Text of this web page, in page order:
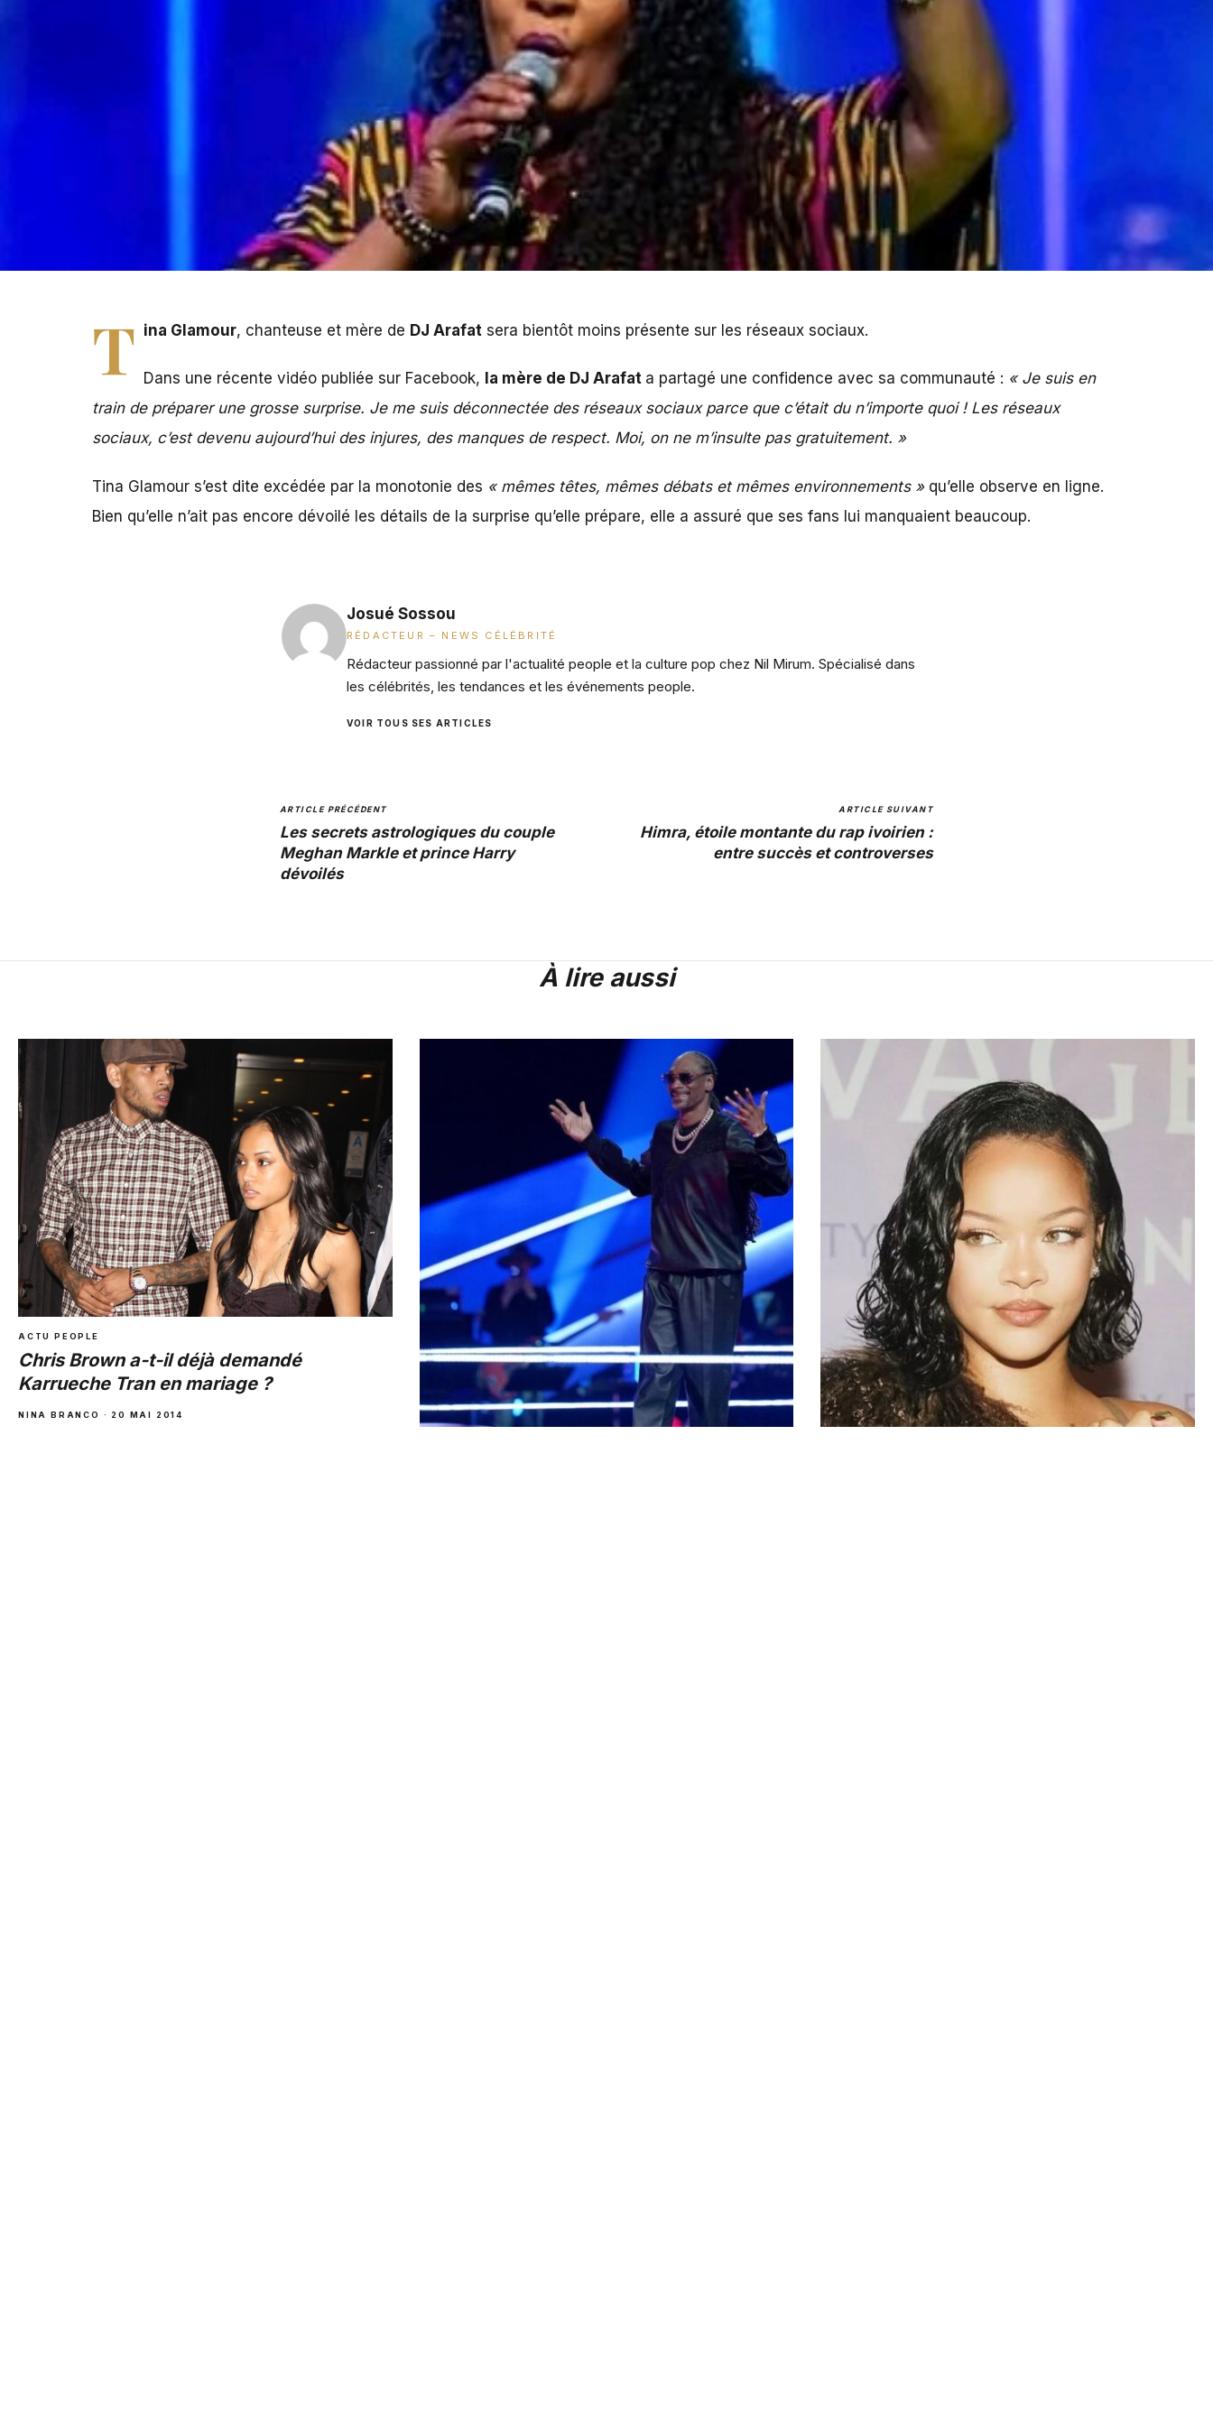
T ina Glamour, chanteuse et mère de DJ Arafatsera bientôt moins présente sur les réseaux sociaux.
Dans une récente vidéo publiée sur Facebook, la mère de DJ Arafat a partagé une confidence avec sa communauté : « Je suis en
train de préparer une grosse surprise. Je me suis déconnectée des réseaux sociaux parce que c’était du n’importe quoi ! Les réseaux
sociaux, c’est devenu aujourd’hui des injures, des manques de respect. Moi, on ne m’insulte pas gratuitement. »
Tina Glamour s’est dite excédée par la monotonie des « mêmes têtes, mêmes débats et mêmes environnements »qu’elle observe en ligne.
Bien qu’elle n’ait pas encore dévoilé les détails de la surprise qu’elle prépare, elle a assuré que ses fans lui manquaient beaucoup.
Josué Sossou
RÉDACTEUR – NEWS CÉLÉBRITÉ
Rédacteur passionné par l'actualité people et la culture pop chez Nil Mirum. Spécialisé dans
les célébrités, les tendances et les événements people.
VOIR TOUS SES ARTICLES
ARTICLE PRÉCÉDENT
Les secrets astrologiques du couple
Meghan Markle et prince Harry
dévoilés
ARTICLE SUIVANT
Himra, étoile montante du rap ivoirien :
entre succès et controverses
À lire aussi
ACTU PEOPLE
Chris Brown a-t-il déjà demandé
Karrueche Tran en mariage ?
NINA BRANCO · 20 MAI 2014